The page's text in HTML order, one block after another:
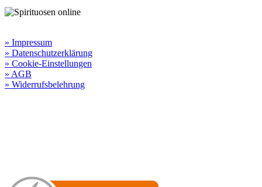
» Impressum
» Datenschutzerklärung
» Cookie-Einstellungen
» AGB
» Widerrufsbelehrung